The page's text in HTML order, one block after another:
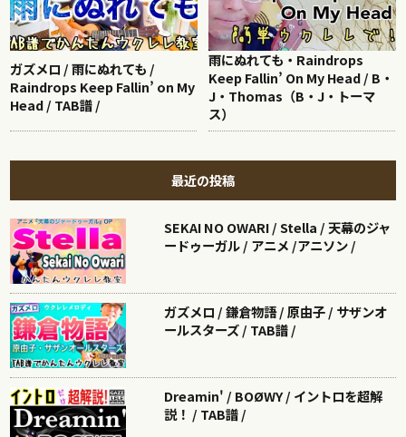
ガズメロ / 雨にぬれても /
Raindrops Keep Fallin’ on My
Head / TAB譜 /
雨にぬれても・Raindrops
Keep Fallin’ On My Head / B・
J・Thomas（B・J・トーマ
ス）
最近の投稿
SEKAI NO OWARI / Stella / 天幕のジャ
ードゥーガル / アニメ /アニソン /
ガズメロ / 鎌倉物語 / 原由子 / サザンオ
ールスターズ / TAB譜 /
Dreamin' / BOØWY / イントロを超解
説！ / TAB譜 /